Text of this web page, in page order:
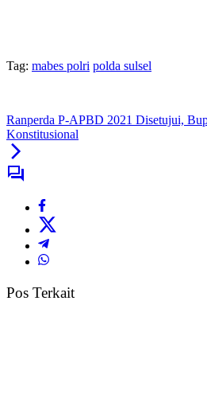
Tag: mabes polri polda sulsel
Ranperda P-APBD 2021 Disetujui,
Konstitusional
Pos Terkait